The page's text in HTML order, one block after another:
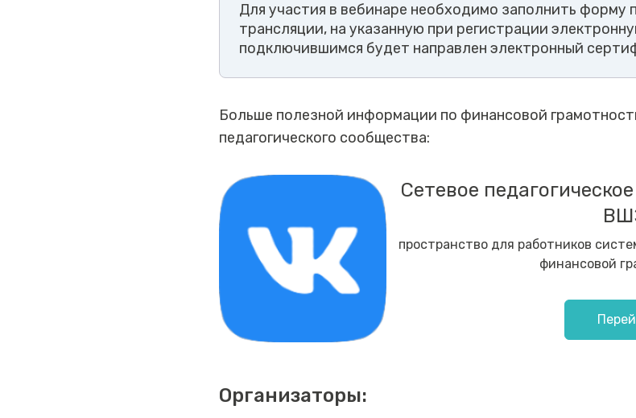
Для участия в вебинаре необходимо заполнить форму
трансляции, на указанную при регистрации
подключившимся будет направлен электронный
Больше полезной информации по финансовой
педагогического сообщества:
Сетевое
пространство для работников
финансовой
Организаторы: